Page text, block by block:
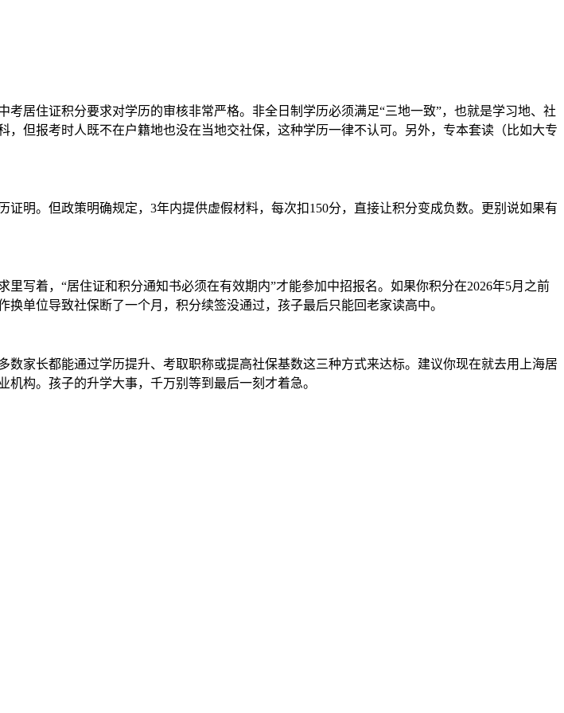
居住证积分要求对学历的审核非常严格。非全日制学历必须满足“三地一致”，也就是学习地、社
但报考时人既不在户籍地也没在当地交社保，这种学历一律不认可。另外，专本套读（比如大专
明。但政策明确规定，3年内提供虚假材料，每次扣150分，直接让积分变成负数。更别说如果有
写着，“居住证和积分通知书必须在有效期内”才能参加中招报名。如果你积分在2026年5月之前
单位导致社保断了一个月，积分续签没通过，孩子最后只能回老家读高中。
家长都能通过学历提升、考取职称或提高社保基数这三种方式来达标。建议你现在就去用上海居
构。孩子的升学大事，千万别等到最后一刻才着急。